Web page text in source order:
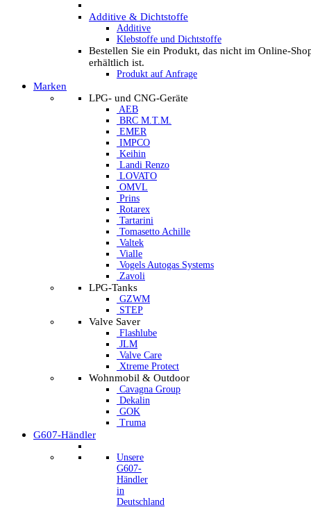
Additive & Dichtstoffe
Additive
Klebstoffe und Dichtstoffe
Bestellen Sie ein Produkt, das nicht im Online-
erhältlich ist.
Produkt auf Anfrage
Marken
LPG- und CNG-Geräte
AEB
BRC M.T.M.
EMER
IMPCO
Keihin
Landi Renzo
LOVATO
OMVL
Prins
Rotarex
Tartarini
Tomasetto Achille
Valtek
Vialle
Vogels Autogas Systems
Zavoli
LPG-Tanks
GZWM
STEP
Valve Saver
Flashlube
JLM
Valve Care
Xtreme Protect
Wohnmobil & Outdoor
Cavagna Group
Dekalin
GOK
Truma
G607-Händler
Unsere
G607-
Händler
in
Deutschland